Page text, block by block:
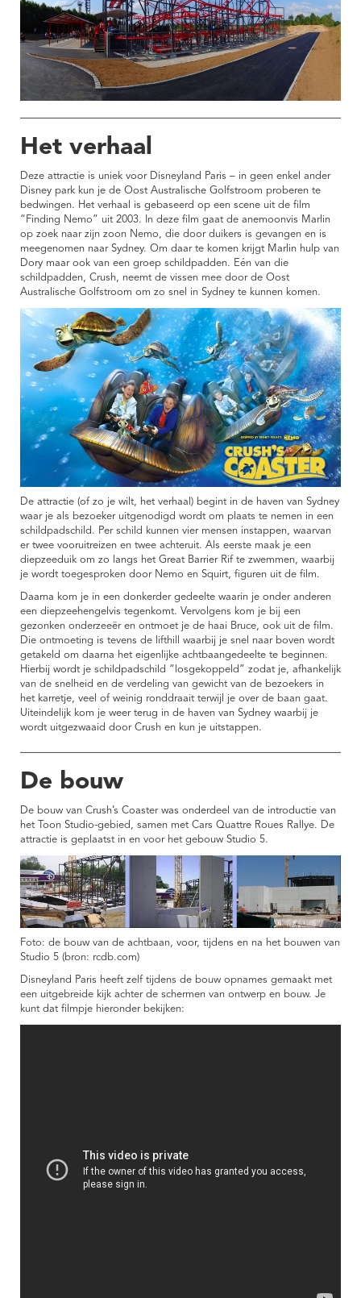
Het verhaal
Deze attractie is uniek voor Disneyland Paris – in geen enkel ander
Disney park kun je de Oost Australische Golfstroom proberen te
bedwingen. Het verhaal is gebaseerd op een scene uit de film
“Finding Nemo” uit 2003. In deze film gaat de anemoonvis Marlin
op zoek naar zijn zoon Nemo, die door duikers is gevangen en is
meegenomen naar Sydney. Om daar te komen krijgt Marlin hulp van
Dory maar ook van een groep schildpadden. Eén van die
schildpadden, Crush, neemt de vissen mee door de Oost
Australische Golfstroom om zo snel in Sydney te kunnen komen.
De attractie (of zo je wilt, het verhaal) begint in de haven van Sydney
waar je als bezoeker uitgenodigd wordt om plaats te nemen in een
schildpadschild. Per schild kunnen vier mensen instappen, waarvan
er twee vooruitreizen en twee achteruit. Als eerste maak je een
diepzeeduik om zo langs het Great Barrier Rif te zwemmen, waarbij
je wordt toegesproken door Nemo en Squirt, figuren uit de film.
Daarna kom je in een donkerder gedeelte waarin je onder anderen
een diepzeehengelvis tegenkomt. Vervolgens kom je bij een
gezonken onderzeeër en ontmoet je de haai Bruce, ook uit de film.
Die ontmoeting is tevens de lifthill waarbij je snel naar boven wordt
getakeld om daarna het eigenlijke achtbaangedeelte te beginnen.
Hierbij wordt je schildpadschild “losgekoppeld” zodat je, afhankelijk
van de snelheid en de verdeling van gewicht van de bezoekers in
het karretje, veel of weinig ronddraait terwijl je over de baan gaat.
Uiteindelijk kom je weer terug in de haven van Sydney waarbij je
wordt uitgezwaaid door Crush en kun je uitstappen.
De bouw
De bouw van Crush’s Coaster was onderdeel van de introductie van
het Toon Studio-gebied, samen met Cars Quattre Roues Rallye. De
attractie is geplaatst in en voor het gebouw Studio 5.
Foto: de bouw van de achtbaan, voor, tijdens en na het bouwen van
Studio 5 (bron: rcdb.com)
Disneyland Paris heeft zelf tijdens de bouw opnames gemaakt met
een uitgebreide kijk achter de schermen van ontwerp en bouw. Je
kunt dat filmpje hieronder bekijken: